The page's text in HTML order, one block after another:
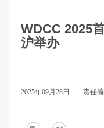
WDCC 2025
沪举办
2025年09月28日 责任